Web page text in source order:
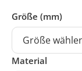
Größe (mm)
Material